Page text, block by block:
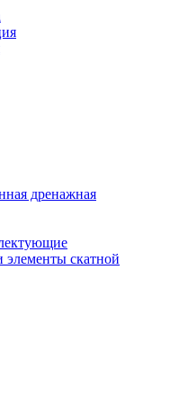
дренажная
скатной